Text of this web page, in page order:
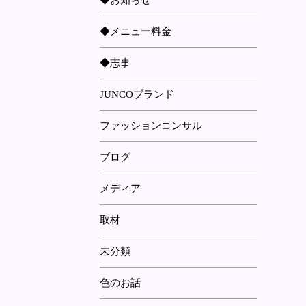
◆メニュー料金
◆志事
JUNCOブランド
ファッションコンサル
ブログ
メディア
取材
未分類
色のお話